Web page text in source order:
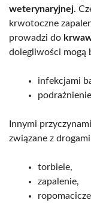
weterynaryjnej.
krwotoczne
prowadzi do
dolegliwości mogą
infekcjami
Innymi
związane z
torbiele,
zapalenie,